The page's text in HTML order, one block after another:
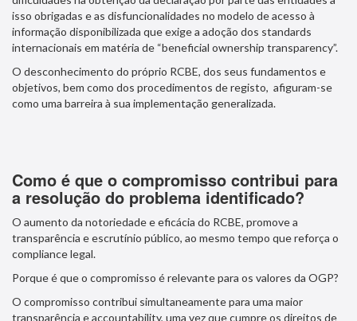
isso obrigadas e as disfuncionalidades no modelo de acesso à
informação disponibilizada que exige a adoção dos standards
internacionais em matéria de “beneficial ownership transparency”.
O desconhecimento do próprio RCBE, dos seus fundamentos e
objetivos, bem como dos procedimentos de registo, afiguram-se
como uma barreira à sua implementação generalizada.
Como é que o compromisso contribui para
a resolução do problema identificado?
O aumento da notoriedade e eficácia do RCBE, promove a
transparência e escrutínio público, ao mesmo tempo que reforça o
compliance legal.
Porque é que o compromisso é relevante para os valores da OGP?
O compromisso contribui simultaneamente para uma maior
transparência e accountability, uma vez que cumpre os direitos de